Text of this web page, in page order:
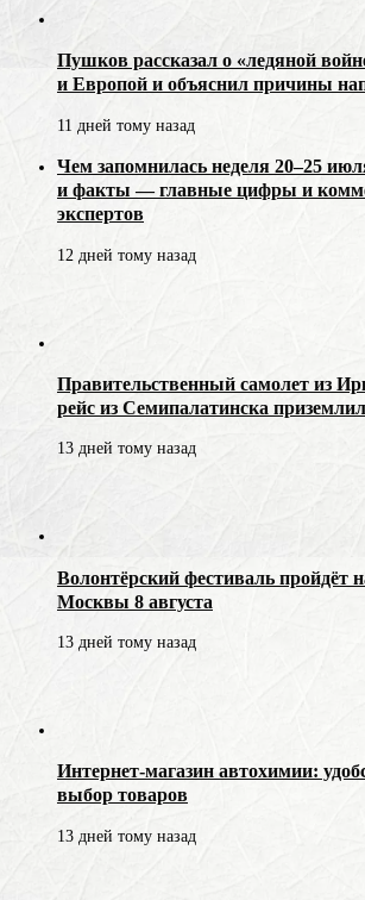
Пушков рассказал о «ледяной
и Европой и объяснил причины
11 дней тому назад
Чем запомнилась неделя 20–25
и факты — главные цифры и
экспертов
12 дней тому назад
Правительственный самолет из
рейс из Семипалатинска
13 дней тому назад
Волонтёрский фестиваль пройдёт
Москвы 8 августа
13 дней тому назад
Интернет-магазин автохимии:
выбор товаров
13 дней тому назад